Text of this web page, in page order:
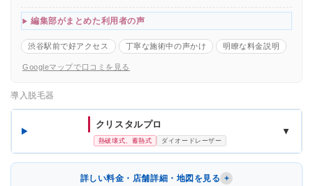
編集部がまとめた利用者の声
渋谷駅前で好アクセス 丁寧な施術中の声かけ 明瞭な料金説明
Googleマップで口コミを見る
導入脱毛器
クリスタルプロ
熱破壊式、蓄熱式 ダイオードレーザー
▼
詳しい料金・店舗詳細・地図を見る